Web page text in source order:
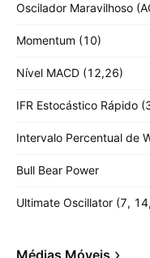
Oscilador Maravilhoso
Momentum (10)
Nível MACD (12,26)
IFR Estocástico Rápido
Intervalo Percentual de
Bull Bear Power
Ultimate Oscillator (7,
Médias Móveis